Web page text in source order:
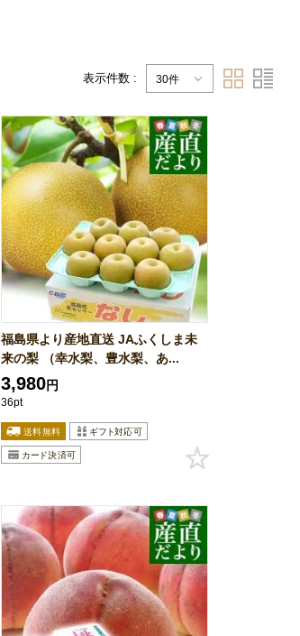
表示件数 : 30件
福島県より産地直送 JAふくしま未
来の梨 （幸水梨、豊水梨、あ...
3,980円
36pt